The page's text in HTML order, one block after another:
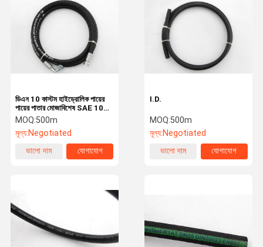
ডিএন 10 কাস্টম হাইড্রোলিক পায়ের
পায়ের পাতার মোজাবিশেষ SAE 100
আর 1 এটি বিএসপি মহিলা 90 ডিগ্রি
MOQ:500m
মূল্য:Negotiated
ভালো দাম
যোগাযোগ
I.D.
MOQ:500m
মূল্য:Negotiated
ভালো দাম
যোগাযোগ